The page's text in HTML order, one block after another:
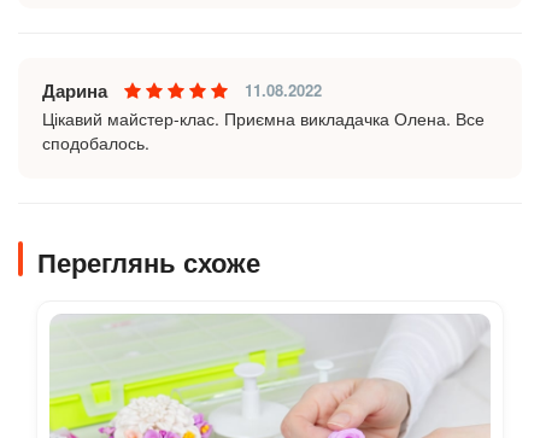
Дарина 11.08.2022
Цікавий майстер-клас. Приємна викладачка Олена. Все
сподобалось.
Переглянь схоже